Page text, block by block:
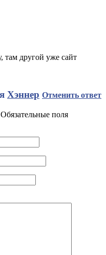
там другой уже сайт
Хэннер Отменить ответ
поля